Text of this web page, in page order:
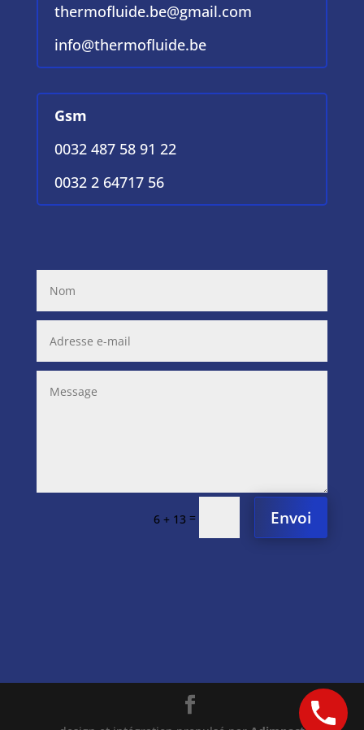
thermofluide.be@gmail.com
info@thermofluide.be
Gsm
0032 487 58 91 22
0032 2 64717 56
6 + 13 = Envoi